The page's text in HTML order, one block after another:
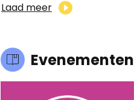
Laad meer
Evenementen